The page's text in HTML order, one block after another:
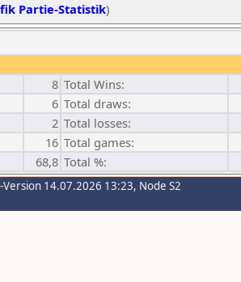
Partie-Statistik)
8 Total Wins:
6 Total draws:
2 Total losses:
16 Total games:
68,8 Total %:
Version 14.07.2026 13:23, Node S2